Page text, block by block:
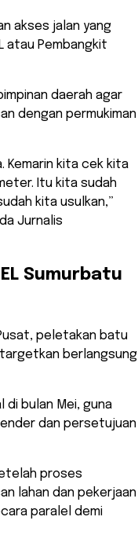
akses jalan yang
atau Pembangkit
daerah agar
dengan permukiman
Kemarin kita cek kita
Itu kita sudah
kita usulkan,”
Jurnalis
Sumurbatu
peletakan batu
berlangsung
di bulan Mei, guna
dan persetujuan
proses
lahan dan pekerjaan
paralel demi